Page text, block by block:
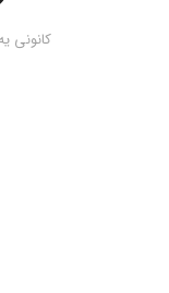
كانونی یه‌كه‌م